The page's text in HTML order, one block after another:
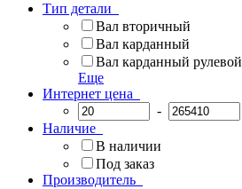
Тип детали
Вал вторичный
Вал карданный
Вал карданный рулевой
Еще
Интернет цена
-
Наличие
В наличии
Под заказ
Производитель